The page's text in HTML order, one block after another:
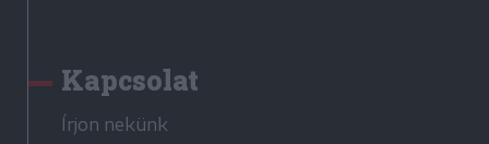
Kapcsolat
Írjon nekünk